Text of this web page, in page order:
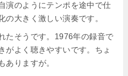
演のようにテンポを途中で仕
の大きく激しい演奏です。
たそうです。1976年の録音で
がよく聴きやすいです。ちょ
ありますが。